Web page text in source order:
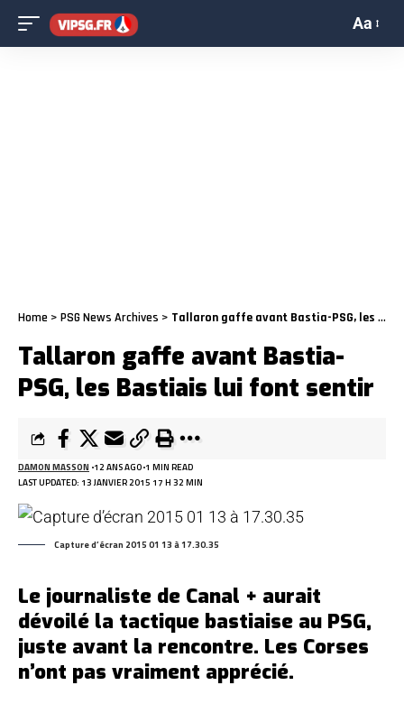
Aa
Home > PSG News Archives > Tallaron gaffe avant Bastia-PSG, les Bastiais lui font sentir
Tallaron gaffe avant Bastia-
PSG, les Bastiais lui font sentir
LAST UPDATED: 13 JANVIER 2015 17 H 32 MIN
DAMON MASSON 12 ANS AGO 1 MIN READ
Capture d’écran 2015 01 13 à 17.30.35
Le journaliste de Canal + aurait
dévoilé la tactique bastiaise au PSG,
juste avant la rencontre. Les Corses
n’ont pas vraiment apprécié.